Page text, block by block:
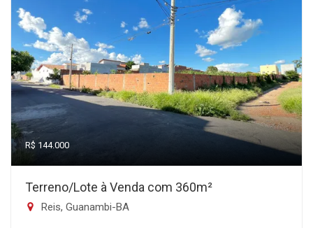
R$ 144.000
Terreno/Lote à Venda com 360m²
Reis, Guanambi-BA